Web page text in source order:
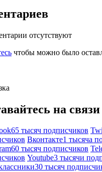
отсутствуют
чтобы можно было
на связи
65 тысяч подписчиков
Вконтакте1 тысяча
60 тысяч подписчиков
Youtube3 тысячи
30 тысяч